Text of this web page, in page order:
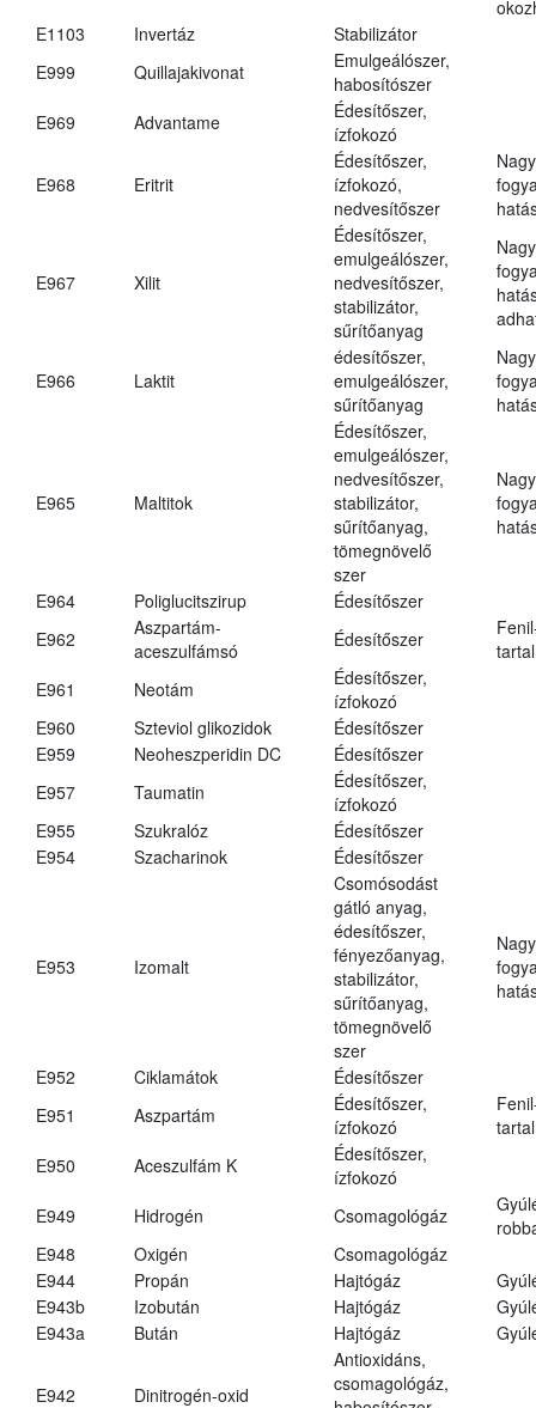
E1103
Invertáz
Stabilizátor
E999
Quillajakivonat
Emulgeálószer,
habosítószer
E969
Advantame
Édesítőszer,
ízfokozó
E968 Eritrit
Édesítőszer,
ízfokozó,
nedvesítőszer
E967 Xilit
Édesítőszer,
emulgeálószer,
nedvesítőszer,
stabilizátor,
sűrítőanyag
E966 Laktit
édesítőszer,
emulgeálószer,
sűrítőanyag
E965 Maltitok
Édesítőszer,
emulgeálószer,
nedvesítőszer,
stabilizátor,
sűrítőanyag,
tömegnövelő
szer
E964 Poliglucitszirup
Édesítőszer
E962
Aszpartám-
aceszulfámsó
Édesítőszer
E961
Neotám
Édesítőszer,
ízfokozó
E960
Szteviol glikozidok
Édesítőszer
E959
Neoheszperidin DC
Édesítőszer
E957
Taumatin
Édesítőszer,
ízfokozó
E955
Szukralóz
Édesítőszer
E954
Szacharinok Édesítőszer
E953 Izomalt
Csomósodást
gátló anyag,
édesítőszer,
fényezőanyag,
stabilizátor,
sűrítőanyag,
tömegnövelő
szer
E952 Ciklamátok
Édesítőszer
E951
Aszpartám
Édesítőszer,
ízfokozó
E950
Aceszulfám K
Édesítőszer,
ízfokozó
E949
Hidrogén Csomagológáz
E948
Oxigén
Csomagológáz
E944
Propán Hajtógáz
E943b
Izobután Hajtógáz
E943a
Bután Hajtógáz
E942 Dinitrogén-oxid
Antioxidáns,
csomagológáz,